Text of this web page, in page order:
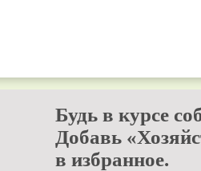
Будь в курсе
Добавь
в избранное.